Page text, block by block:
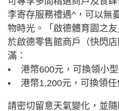
李寄存服務禮遇^，可以無
物時光。「啟德體育園之
於啟德零售館商戶（快閃
滿：
• 港幣600元，可換領小
• 港幣1,200元，可換領任
請密切留意天氣變化，並